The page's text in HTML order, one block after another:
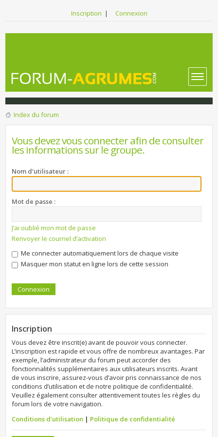
Inscription | Connexion
Index du forum
Vous devez vous connecter afin de consulter
les informations sur le groupe.
Nom d’utilisateur :
Mot de passe :
J’ai oublié mon mot de passe
Renvoyer le courriel d’activation
Me connecter automatiquement lors de chaque visite
Masquer mon statut en ligne lors de cette session
Inscription
Vous devez être inscrit(e) avant de pouvoir vous connecter.
L’inscription est rapide et vous offre de nombreux avantages. Par
exemple, l’administrateur du forum peut accorder des
fonctionnalités supplémentaires aux utilisateurs inscrits. Avant
de vous inscrire, assurez-vous d’avoir pris connaissance de nos
conditions d’utilisation et de notre politique de confidentialité.
Veuillez également consulter attentivement toutes les règles du
forum lors de votre navigation.
Conditions d’utilisation | Politique de confidentialité